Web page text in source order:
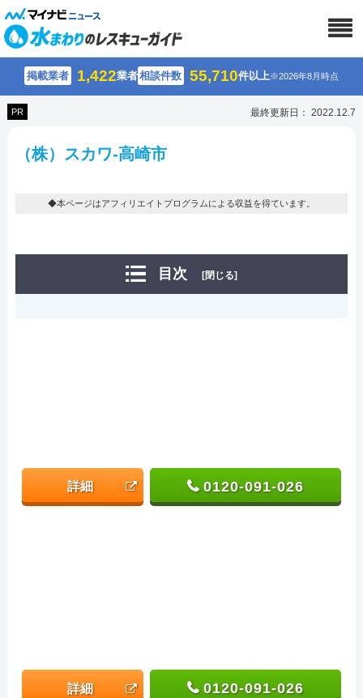
掲載業者 1,422業者相談件数 55,710件以上※2026年8月時点
PR 最終更新日： 2022.12.7
（株）スカワ-高崎市
◆本ページはアフィリエイトプログラムによる収益を得ています。
目次 [閉じる]
詳細 0120-091-026
詳細 0120-091-026